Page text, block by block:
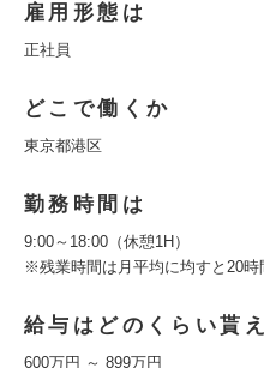
雇用形態は
正社員
どこで働くか
東京都港区
勤務時間は
9:00～18:00（休憩1H）
※残業時間は月平均に均すと20時
給与はどのくらい貰
600万円 ～ 899万円